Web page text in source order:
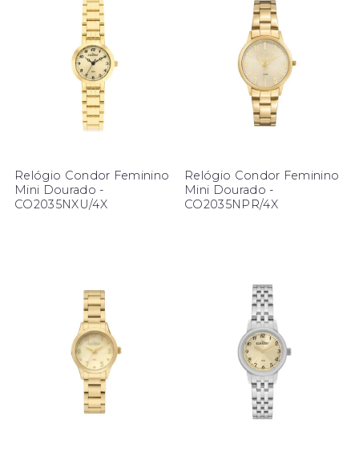
Relógio Condor Feminino
Mini Dourado -
CO2035NXU/4X
Relógio Condor Feminino
Mini Dourado -
CO2035NPR/4X